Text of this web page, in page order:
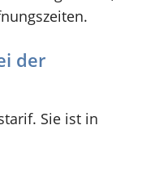
der
Sie ist in